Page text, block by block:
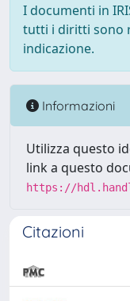
I documenti in
tutti i diritti sono
indicazione.
Informazioni
Utilizza questo
link a questo
https://
Citazioni